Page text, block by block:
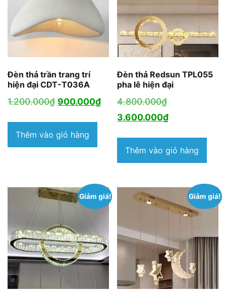
Đèn thả trần trang trí
hiện đại CDT-T036A
1.200.000₫ Giá
là:
1.200.000₫.
900.000₫Giá
hiện
900.000₫.
Thêm vào giỏ hàng
Đèn thả Redsun TPL055
pha lê hiện đại
4.800.000₫Giá
gốc
4.800.000₫.
3.600.000₫Giá
tại
là:
Thêm vào giỏ hàng
Giảm giá! Giảm giá!